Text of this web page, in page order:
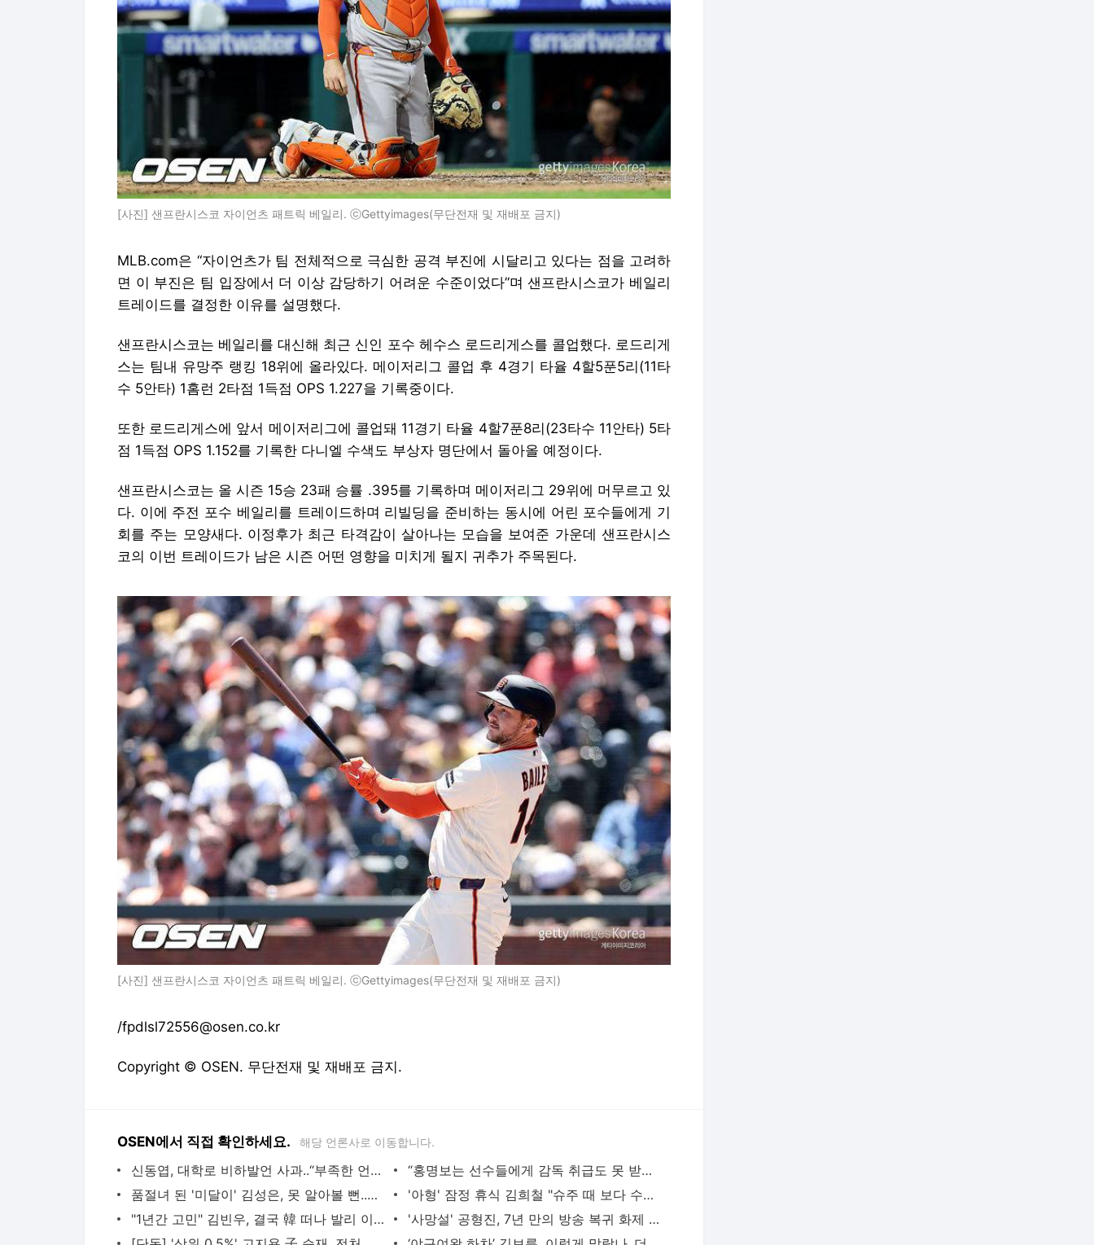
[사진] 샌프란시스코 자이언츠 패트릭 베일리. ⓒGettyimages(무단전재 및 재배포 금지)
MLB.com은 “자이언츠가 팀 전체적으로 극심한 공격 부진에 시달리고 있다는 점을 고려하
면 이 부진은 팀 입장에서 더 이상 감당하기 어려운 수준이었다”며 샌프란시스코가 베일리
트레이드를 결정한 이유를 설명했다.
샌프란시스코는 베일리를 대신해 최근 신인 포수 헤수스 로드리게스를 콜업했다. 로드리게
스는 팀내 유망주 랭킹 18위에 올라있다. 메이저리그 콜업 후 4경기 타율 4할5푼5리(11타
수 5안타) 1홈런 2타점 1득점 OPS 1.227을 기록중이다.
또한 로드리게스에 앞서 메이저리그에 콜업돼 11경기 타율 4할7푼8리(23타수 11안타) 5타
점 1득점 OPS 1.152를 기록한 다니엘 수색도 부상자 명단에서 돌아올 예정이다.
샌프란시스코는 올 시즌 15승 23패 승률 .395를 기록하며 메이저리그 29위에 머무르고 있
다. 이에 주전 포수 베일리를 트레이드하며 리빌딩을 준비하는 동시에 어린 포수들에게 기
회를 주는 모양새다. 이정후가 최근 타격감이 살아나는 모습을 보여준 가운데 샌프란시스
코의 이번 트레이드가 남은 시즌 어떤 영향을 미치게 될지 귀추가 주목된다.
[사진] 샌프란시스코 자이언츠 패트릭 베일리. ⓒGettyimages(무단전재 및 재배포 금지)
/fpdlsl72556@osen.co.kr
Copyright © OSEN. 무단전재 및 재배포 금지.
OSEN에서 직접 확인하세요. 해당 언론사로 이동합니다.
신동엽, 대학로 비하발언 사과..“부족한 언행, 현장 노고 배려 못했다” [전문]
“홍명보는 선수들에게 감독 취급도 못 받았구만…” 축구팬들이 충격받은 이유…남아공전 하
품절녀 된 '미달이' 김성은, 못 알아볼 뻔..우아함 물씬 "생일 축하해"
'아형' 잠정 휴식 김희철 "슈주 때 보다 수입 많다"…복귀 기대UP [핫피플]
"1년간 고민" 김빈우, 결국 韓 떠나 발리 이민…논란 속 새출발
'사망설' 공형진, 7년 만의 방송 복귀 화제 "1억 시계, 10개 팔아버텼다" [핫피플]